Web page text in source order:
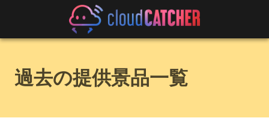
過去の提供景品一覧